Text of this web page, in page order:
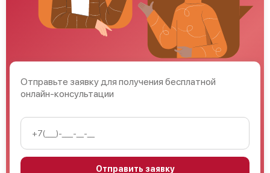
Отправьте заявку для получения бесплатной
онлайн-консультации
Отправить заявку